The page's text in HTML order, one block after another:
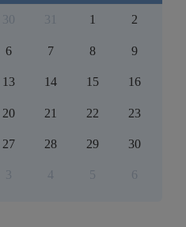
30 31 1 2
6 7 8 9
13 14 15 16
20 21 22 23
27 28 29 30
3 4 5 6